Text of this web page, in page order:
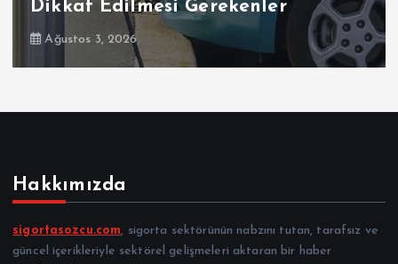
Dikkat Edilmesi Gerekenler
Ağustos 3, 2026
Hakkımızda
sigortasozcu.com, sigorta sektörünün nabzını tutan, tarafsız ve
güncel içerikleriyle sektörel gelişmeleri aktaran bir haber